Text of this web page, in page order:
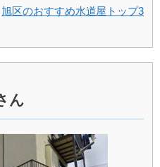
旭区のおすすめ水道屋トップ3
ん